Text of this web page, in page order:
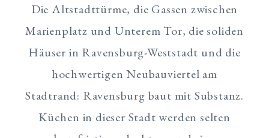
Die Altstadttürme, die Gassen zwischen
Marienplatz und Unterem Tor, die soliden
Häuser in Ravensburg-Weststadt und die
hochwertigen Neubauviertel am
Stadtrand: Ravensburg baut mit Substanz.
Küchen in dieser Stadt werden selten